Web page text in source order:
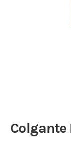
Colgante